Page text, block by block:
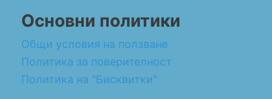
Основни политики
Общи условия на ползване
Политика за поверителност
Политика на "Бисквитки"